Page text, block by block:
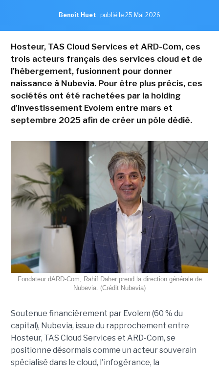
Benoît Huet , publié le 25 Mai 2026
Hosteur, TAS Cloud Services et ARD-Com, ces
trois acteurs français des services cloud et de
l'hébergement, fusionnent pour donner
naissance à Nubevia. Pour être plus précis, ces
sociétés ont été rachetées par la holding
d'investissement Evolem entre mars et
septembre 2025 afin de créer un pôle dédié.
Fondateur dARD-Com, Rahif Daher prend la direction générale de
Nubevia. (Crédit Nubevia)
Soutenue financièrement par Evolem (60 % du
capital), Nubevia, issue du rapprochement entre
Hosteur, TAS Cloud Services et ARD-Com, se
positionne désormais comme un acteur souverain
spécialisé dans le cloud, l'infogérance, la